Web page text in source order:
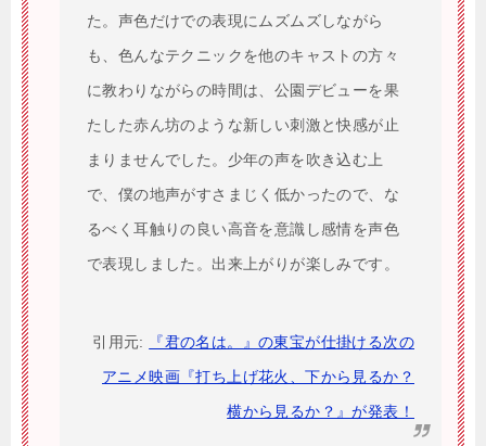
た。声色だけでの表現にムズムズしながら
も、色んなテクニックを他のキャストの方々
に教わりながらの時間は、公園デビューを果
たした赤ん坊のような新しい刺激と快感が止
まりませんでした。少年の声を吹き込む上
で、僕の地声がすさまじく低かったので、な
るべく耳触りの良い高音を意識し感情を声色
で表現しました。出来上がりが楽しみです。
引用元:
『君の名は。』の東宝が仕掛ける次の
アニメ映画『打ち上げ花火、下から見るか？
横から見るか？』が発表！